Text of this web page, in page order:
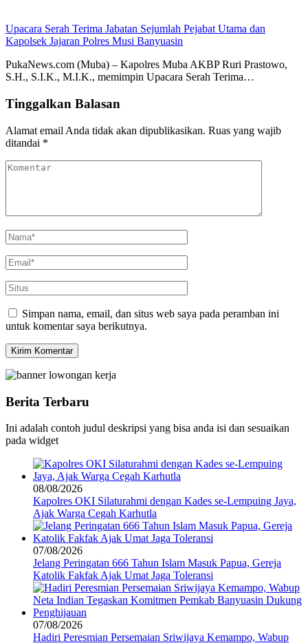
Upacara Serah Terima Jabatan Sejumlah Pejabat Utama dan
Kapolsek Jajaran Polres Musi Banyuasin
PukaNews.com (Muba) – Kapolres Muba AKBP Ruri Prastowo,
S.H., S.I.K., M.I.K., memimpin Upacara Serah Terima…
Tinggalkan Balasan
Alamat email Anda tidak akan dipublikasikan. Ruas yang wajib
ditandai *
Simpan nama, email, dan situs web saya pada peramban ini
untuk komentar saya berikutnya.
Berita Terbaru
Ini adalah contoh judul deskripsi yang bisa anda isi dan sesuaikan
pada widget
08/08/2026
Kapolres OKI Silaturahmi dengan Kades se-Lempuing Jaya,
Ajak Warga Cegah Karhutla
07/08/2026
Jelang Peringatan 666 Tahun Islam Masuk Papua, Gereja
Katolik Fakfak Ajak Umat Jaga Toleransi
07/08/2026
Hadiri Peresmian Persemaian Sriwijaya Kemampo, Wabup